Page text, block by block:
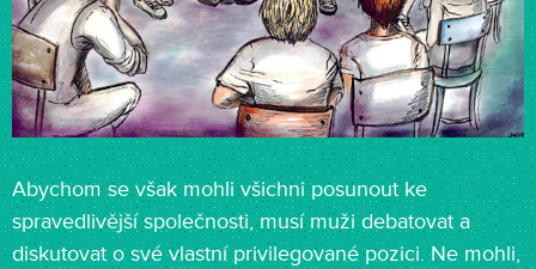
Abychom se však mohli všichni posunout ke
spravedlivější společnosti, musí muži debatovat a
diskutovat o své vlastní privilegované pozici. Ne mohli,